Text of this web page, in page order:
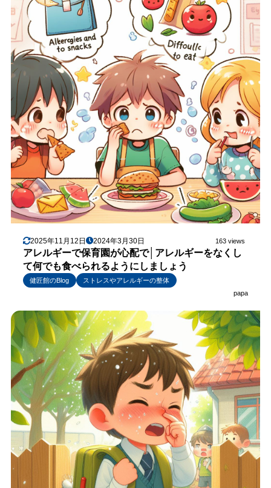
2025年11月12日 2024年3月30日 163 views
アレルギーで保育園が心配で│アレルギーをなくし
て何でも食べられるようにしましょう
健匠館のBlog
ストレスやアレルギーの整体
papa